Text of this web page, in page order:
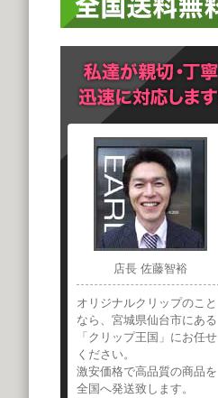
店長 佐藤智裕
オリジナルクリップのこと
なら、宮城県仙台市にある
「クリップ王国」にお任せ
ください。
激安価格で高品質の商品を
全国へ発送致します。